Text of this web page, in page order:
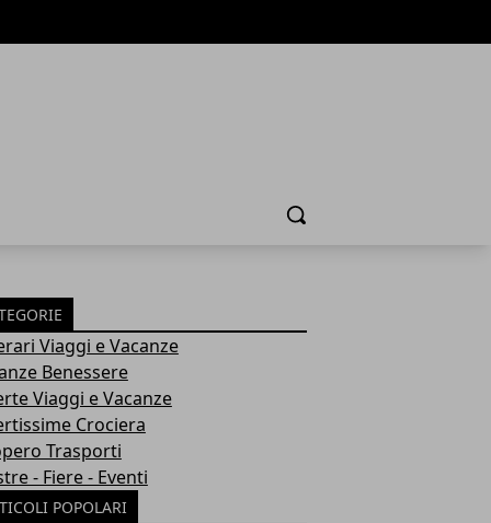
Cerca
Viaggi e Vacanze
Benessere
Viaggi e Vacanze
Crociera
Trasporti
- Fiere - Eventi
POPOLARI